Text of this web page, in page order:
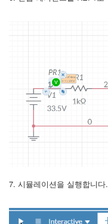
7. 시뮬레이션을 실행합니다.